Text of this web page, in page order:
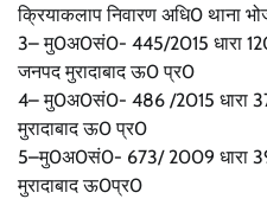
क्रियाकलाप निवारण अधि0 थाना
3– मु0अ0सं0- 445/2015 धारा 120
जनपद मुरादाबाद ऊ0 प्र0
4– मु0अ0सं0- 486 /2015 धारा
मुरादाबाद ऊ0 प्र0
5–मु0अ0सं0- 673/ 2009 धारा
मुरादाबाद ऊ0प्र0